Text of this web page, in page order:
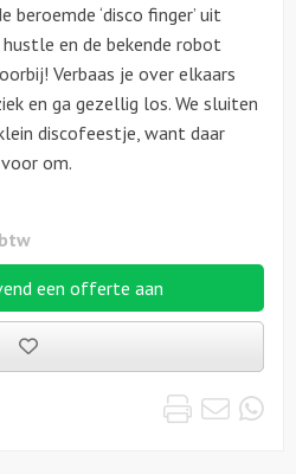
beroemde ‘disco finger’ uit
en de bekende robot
Verbaas je over elkaars
en ga gezellig los. We sluiten
discofeestje, want daar
om.
een offerte aan
uitjes
Print